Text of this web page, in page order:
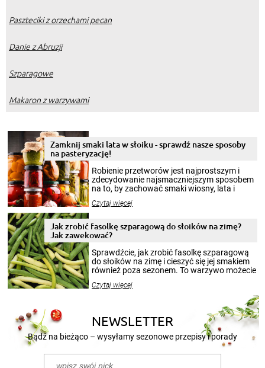
Paszteciki z orzechami pecan
Danie z Abruzji
Szparagowe
Makaron z warzywami
Zamknij smaki lata w słoiku - sprawdź nasze sposoby
na pasteryzację!
Robienie przetworów jest najprostszym i
zdecydowanie najsmaczniejszym sposobem
na to, by zachować smaki wiosny, lata i
krajobrazów, by cieszyć nimi oko w sezonie
pełni poczuć atmosferę cieplejszych
miesięcy. Przygotowanie słoików ze
patenty, które pozwolą zachować świeżość
przetworów.
Czytaj więcej
Jak zrobić fasolkę szparagową do słoików na zimę?
Jak zawekować?
Sprawdźcie, jak zrobić fasolkę szparagową
do słoików na zimę i cieszyć się jej smakiem
również poza sezonem. To warzywo możecie
nasze propozycje!
Czytaj więcej
NEWSLETTER
Bądź na bieżąco – wysyłamy sezonowe przepisy i porady